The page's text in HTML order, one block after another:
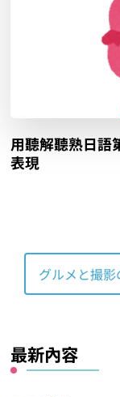
用聽解聽熟日語
表現
グルメと撮
最新內容